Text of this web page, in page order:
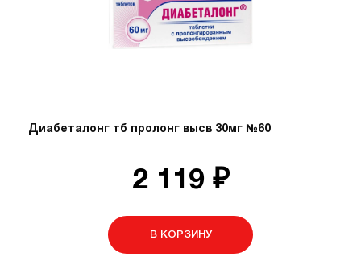
Диабеталонг тб пролонг высв 30мг №60
2 119 ₽
В КОРЗИНУ